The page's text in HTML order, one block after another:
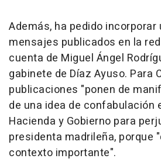
Además, ha pedido incorporar
mensajes publicados en la
cuenta de Miguel Ángel
gabinete de Díaz Ayuso. Para
publicaciones "ponen de
de una idea de confabulación
Hacienda y Gobierno para
presidenta madrileña, porque
contexto importante".